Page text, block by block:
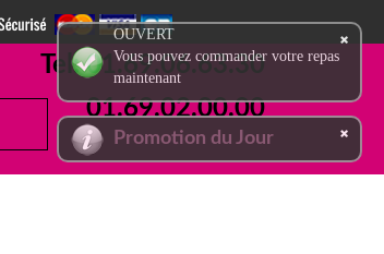
Tel:01.69.06.63.30
01.69.02.00.00
OUVERT
Vous pouvez commander votre repas
maintenant
Promotion du Jour